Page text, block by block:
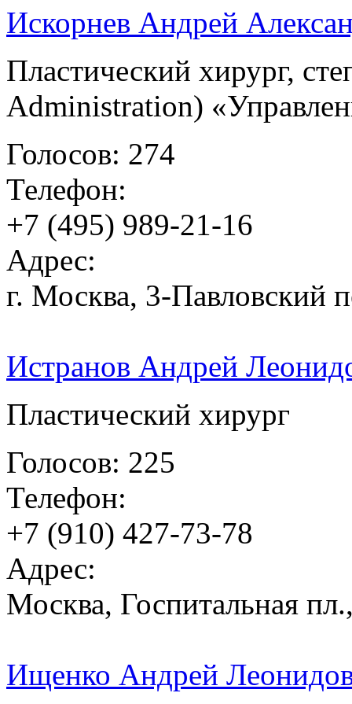
Искорнев Андрей
Пластический хирург,
Administration)
Голосов: 274
Телефон:
+7 (495) 989-21-16
Адрес:
г. Москва, 3-Павловский
Истранов Андрей
Пластический хирург
Голосов: 225
Телефон:
+7 (910) 427-73-78
Адрес:
Москва, Госпитальная
Ищенко Андрей